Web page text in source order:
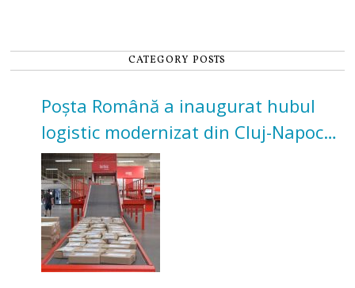
CATEGORY POSTS
Poșta Română a inaugurat hubul
logistic modernizat din Cluj-Napoca.
Investiție de 3 milioane de euro